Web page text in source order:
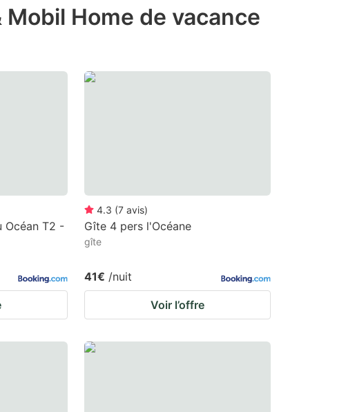
Home de vacance
Océan T2 -
4.3 (7 avis)
Gîte 4 pers l'Océane
gîte
41€ /nuit
Voir l’offre